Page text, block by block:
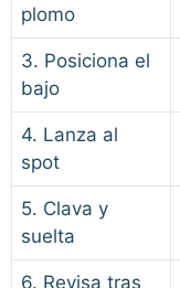
plomo
3. Posiciona el
bajo
4. Lanza al
spot
5. Clava y
suelta
6. Revisa tras